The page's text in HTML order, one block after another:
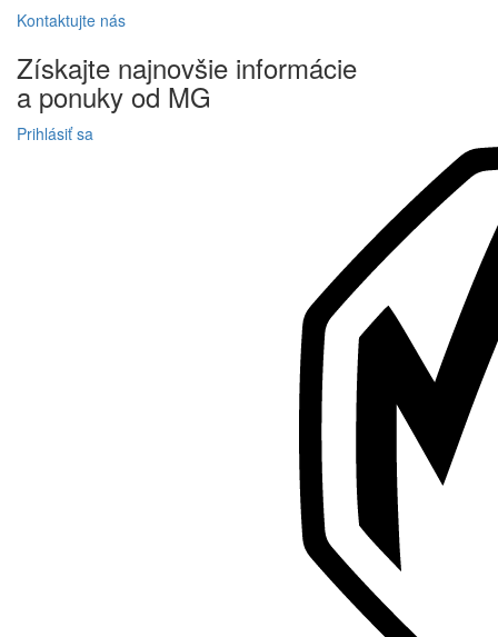
Kontaktujte nás
Získajte najnovšie informácie
a ponuky od MG
Prihlásiť sa